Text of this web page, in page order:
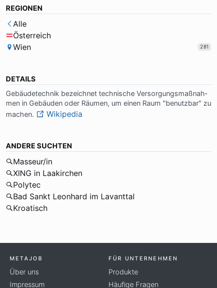
REGIONEN
Alle
Österreich
Wien
281
DETAILS
Ge­bäu­de­tech­nik be­zeich­net tech­ni­sche Ver­sor­gungs­maß­nah­
men in Ge­bäu­den oder Räu­men, um einen Raum "be­nutz­bar" zu
ma­chen.
Wikipedia
ANDERE SUCHTEN
Masseur/in
XING in Laakirchen
Polytec
Bad Sankt Leonhard im Lavanttal
Kroatisch
METAJOB
Über uns
Impressum
FÜR UNTERNEHMEN
Produkte
Häufige Fragen